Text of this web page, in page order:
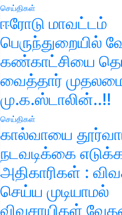
செய்திகள்
ஈரோடு மாவட்டம்
பெருந்துறையில்
கண்காட்சியை
வைத்தார்
மு.க.ஸ்டாலின்..!!
செய்திகள்
கால்வாயை
நடவடிக்கை
அதிகாரிகள் :
செய்ய முடியாமல்
விவசாயிகள்